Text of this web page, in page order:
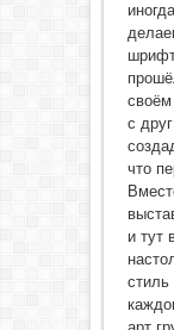
с
что
и тут
стиль